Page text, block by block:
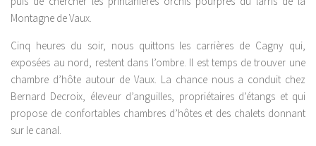
Montagne de Vaux.
Cinq heures du soir, nous quittons les carrières de Cagny qui,
exposées au nord, restent dans l’ombre. Il est temps de trouver une
chambre d’hôte autour de Vaux. La chance nous a conduit chez
Bernard Decroix, éleveur d’anguilles, propriétaires d’étangs et qui
propose de confortables chambres d’hôtes et des chalets donnant
sur le canal.